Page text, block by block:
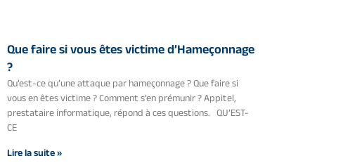
Que faire si vous êtes victime d’Hameçonnage
?
Qu’est-ce qu’une attaque par hameçonnage ? Que faire si
vous en êtes victime ? Comment s’en prémunir ? Appitel,
prestataire informatique, répond à ces questions. QU’EST-
CE
Lire la suite »